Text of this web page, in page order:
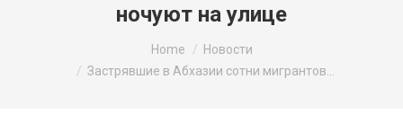
ночуют на улице
Home
Новости
Застрявшие в Абхазии сотни мигрантов…